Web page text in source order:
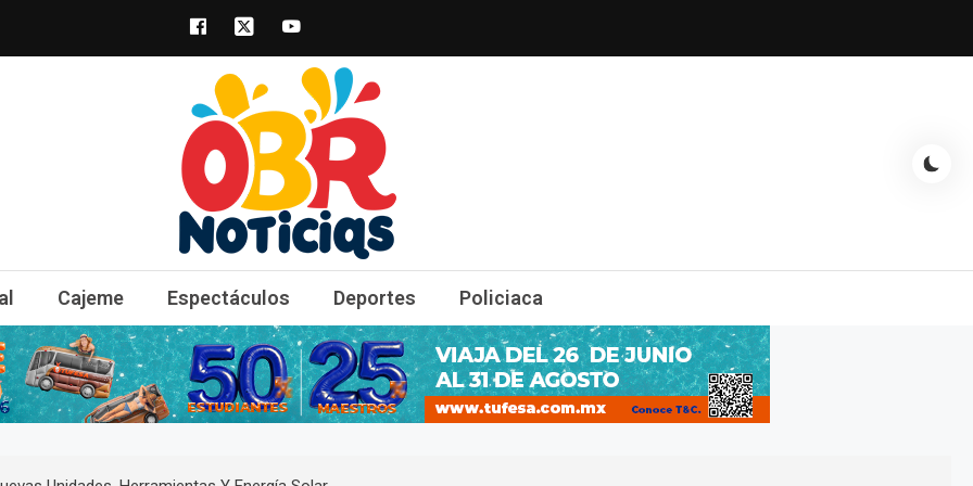
obrnoticias.com
obr noticias noticias, entretenimiento y espectáculos, entrevistas con famosos, showbizz, podcast, chismes y
Cajeme Espectáculos Deportes Policiaca